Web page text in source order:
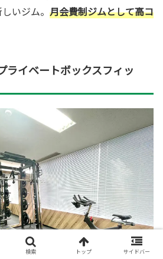
いジム。 月会費制ジムとして高コ
ライベートボックスフィッ
検索 トップ サイドバー